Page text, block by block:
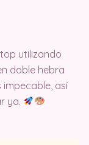
utilizando
doble hebra
así
ya.